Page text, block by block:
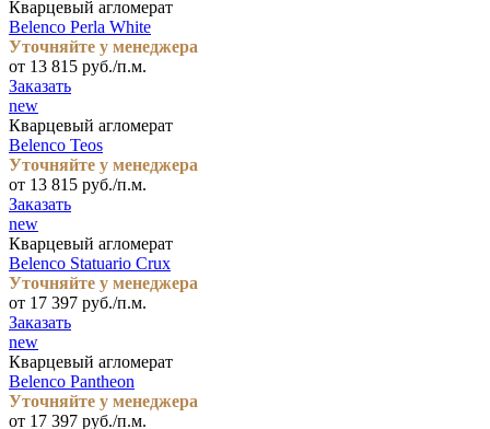
Кварцевый агломерат
Belenco Perla White
Уточняйте у менеджера
от 13 815 руб./п.м.
Заказать
new
Кварцевый агломерат
Belenco Teos
Уточняйте у менеджера
от 13 815 руб./п.м.
Заказать
new
Кварцевый агломерат
Belenco Statuario Crux
Уточняйте у менеджера
от 17 397 руб./п.м.
Заказать
new
Кварцевый агломерат
Belenco Pantheon
Уточняйте у менеджера
от 17 397 руб./п.м.